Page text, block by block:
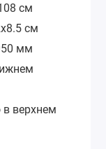
см
см
мм
верхнем